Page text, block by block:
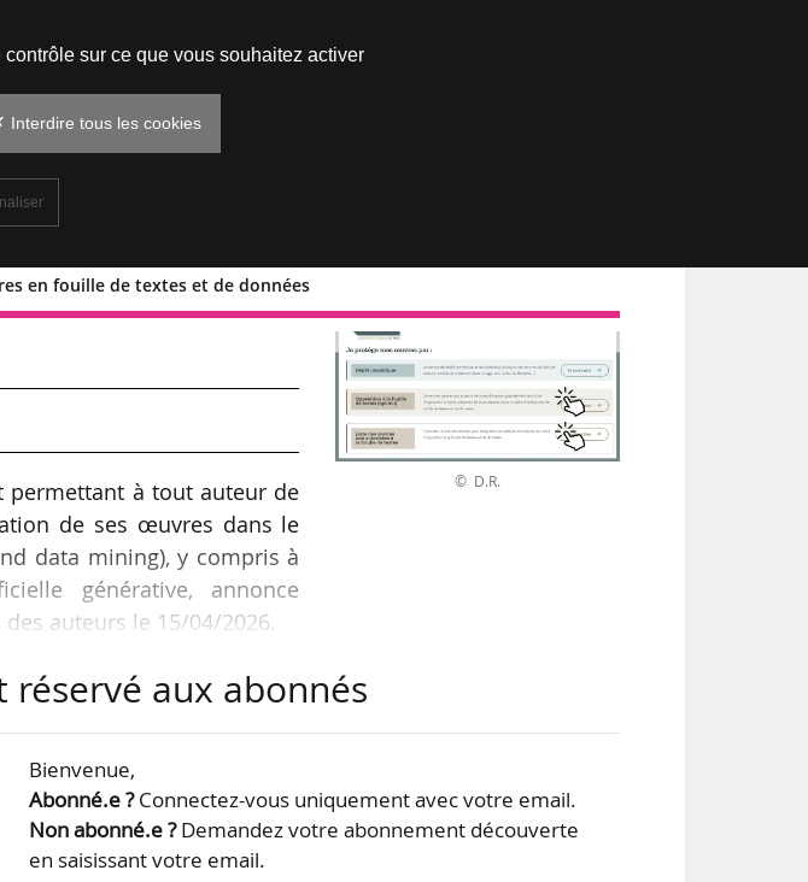
en fouille de textes et de données
des
permettant à tout auteur de
de ses œuvres dans le
data mining), y compris à
générative, annonce
auteurs le 15/04/2026.
», ouverte à tous les auteurs
(BnF). La liste des…
© D.R.
réservé aux abonnés
Bienvenue,
Abonné.e ?Connectez-vous uniquement avec votre email.
Non abonné.e ?Demandez votre abonnement découverte
en saisissant votre email.
sur ce que vous souhaitez activer
Interdire tous les cookies